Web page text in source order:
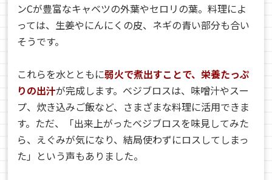
ンCが豊富なキャベツの外葉やセロリの葉。料理によ
っては、生姜やにんにくの皮、ネギの青い部分も合い
そうです。
これらを水とともに弱火で煮出すことで、栄養たっぷ
りの出汁が完成します。ベジブロスは、味噌汁やスー
プ、炊き込みご飯など、さまざまな料理に活用できま
す。ただ、「出来上がったベジブロスを味見してみた
ら、えぐみが気になり、結局使わずにロスしてしまっ
た」という声もありました。